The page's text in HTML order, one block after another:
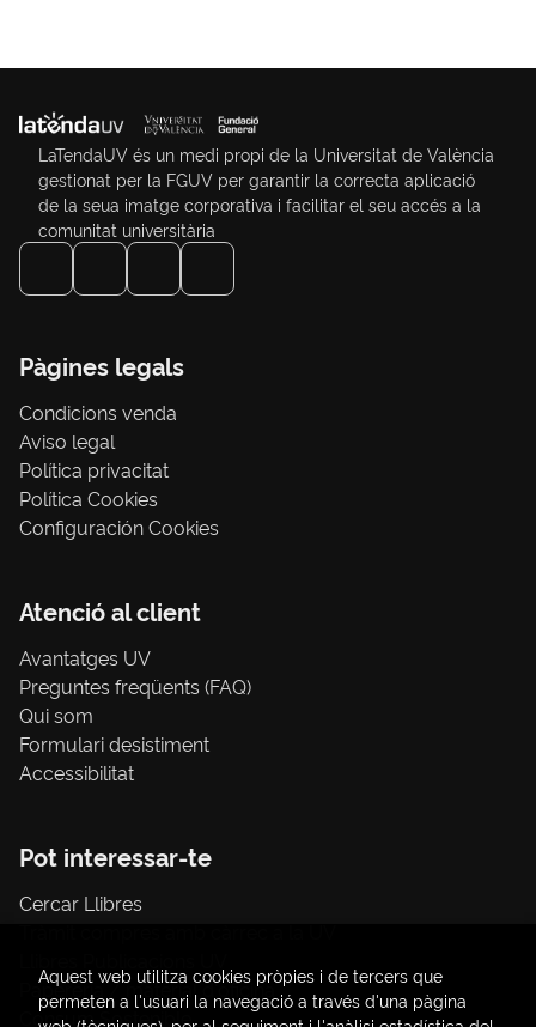
LaTendaUV és un medi propi de la Universitat de València
gestionat per la FGUV per garantir la correcta aplicació
de la seua imatge corporativa i facilitar el seu accés a la
comunitat universitària
Pàgines legals
Condicions venda
Aviso legal
Política privacitat
Política Cookies
Configuración Cookies
Atenció al client
Avantatges UV
Preguntes freqüents (FAQ)
Qui som
Formulari desistiment
Accessibilitat
Pot interessar-te
Cercar Llibres
Papereria / material d'oficina
Consum Sostenible
Aquest web utilitza cookies pròpies i de tercers que
permeten a l'usuari la navegació a través d'una pàgina